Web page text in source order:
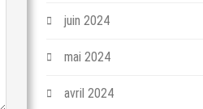
juin 2024
mai 2024
avril 2024